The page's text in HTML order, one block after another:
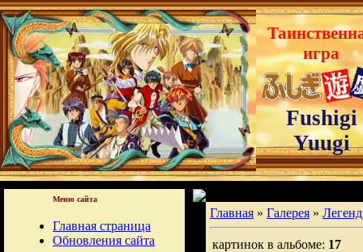
игра
Fushigi
Yuugi
Меню сайта
Главная страница
Обновления сайта
Главная » Галерея »
картинок в альбоме: 17